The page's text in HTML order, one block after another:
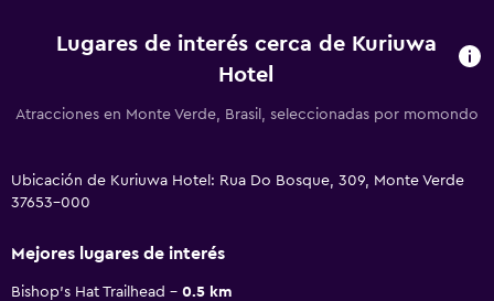
Lugares de interés cerca de Kuriuwa
Hotel
Atracciones en Monte Verde, Brasil, seleccionadas por momondo
Ubicación de Kuriuwa Hotel: Rua Do Bosque, 309, Monte Verde
37653-000
Mejores lugares de interés
Bishop's Hat Trailhead
0.5 km